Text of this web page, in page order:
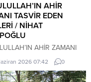
AHİR
TASVİR EDEN
/ NİHAT
AHİR ZAMANI
EDEN SÖZLERİ İnsanlar
uyacaklar, zan ile
Bilinmeyen
2026 07:42 0